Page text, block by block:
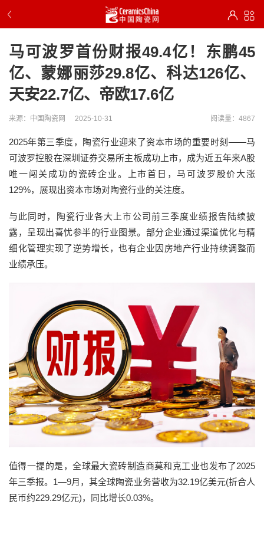
马可波罗首份财报49.4亿！东鹏45
亿、蒙娜丽莎29.8亿、科达126亿、
天安22.7亿、帝欧17.6亿
来源：中国陶瓷网 2025-10-31 阅读量：4867
2025年第三季度，陶瓷行业迎来了资本市场的重要时刻——马
可波罗控股在深圳证券交易所主板成功上市，成为近五年来A股
唯一闯关成功的瓷砖企业。上市首日，马可波罗股价大涨
129%，展现出资本市场对陶瓷行业的关注度。
与此同时，陶瓷行业各大上市公司前三季度业绩报告陆续披
露，呈现出喜忧参半的行业图景。部分企业通过渠道优化与精
细化管理实现了逆势增长，也有企业因房地产行业持续调整而
业绩承压。
值得一提的是，全球最大瓷砖制造商莫和克工业也发布了2025
年三季报。1—9月，其全球陶瓷业务营收为32.19亿美元(折合人
民币约229.29亿元)，同比增长0.03%。